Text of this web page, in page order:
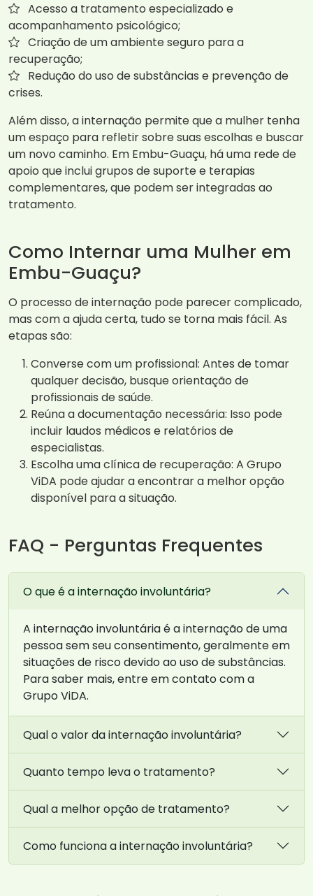
Acesso a tratamento especializado e
acompanhamento psicológico;
Criação de um ambiente seguro para a
recuperação;
Redução do uso de substâncias e prevenção de
crises.
Além disso, a internação permite que a mulher tenha
um espaço para refletir sobre suas escolhas e buscar
um novo caminho. Em Embu-Guaçu, há uma rede de
apoio que inclui grupos de suporte e terapias
complementares, que podem ser integradas ao
tratamento.
Como Internar uma Mulher em
Embu-Guaçu?
O processo de internação pode parecer complicado,
mas com a ajuda certa, tudo se torna mais fácil. As
etapas são:
Converse com um profissional: Antes de tomar
qualquer decisão, busque orientação de
profissionais de saúde.
Reúna a documentação necessária: Isso pode
incluir laudos médicos e relatórios de
especialistas.
Escolha uma clínica de recuperação: A Grupo
ViDA pode ajudar a encontrar a melhor opção
disponível para a situação.
FAQ - Perguntas Frequentes
O que é a internação involuntária?
A internação involuntária é a internação de uma
pessoa sem seu consentimento, geralmente em
situações de risco devido ao uso de substâncias.
Para saber mais, entre em contato com a
Grupo ViDA.
Qual o valor da internação involuntária?
Quanto tempo leva o tratamento?
Qual a melhor opção de tratamento?
Como funciona a internação involuntária?